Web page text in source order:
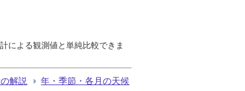
による観測値と単純比較できま
解説 年・季節・各月の天候